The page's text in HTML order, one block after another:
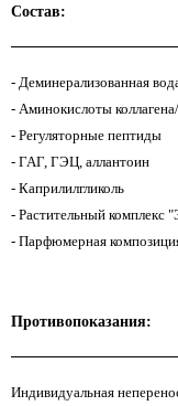
Состав:
- Деминерализованная
- Аминокислоты
- Регуляторные пептиды
- ГАГ, ГЭЦ, аллантоин
- Каприлилгликоль
- Растительный комплекс
- Парфюмерная
Противопоказания:
Индивидуальная